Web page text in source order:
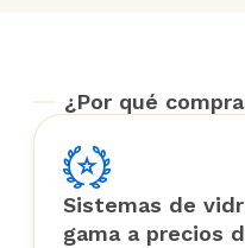
¿Por qué
Sistemas de
gama a precios